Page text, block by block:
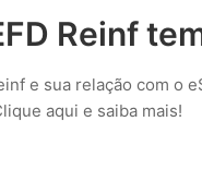
Reinf
e sua relação com o
aqui e saiba mais!